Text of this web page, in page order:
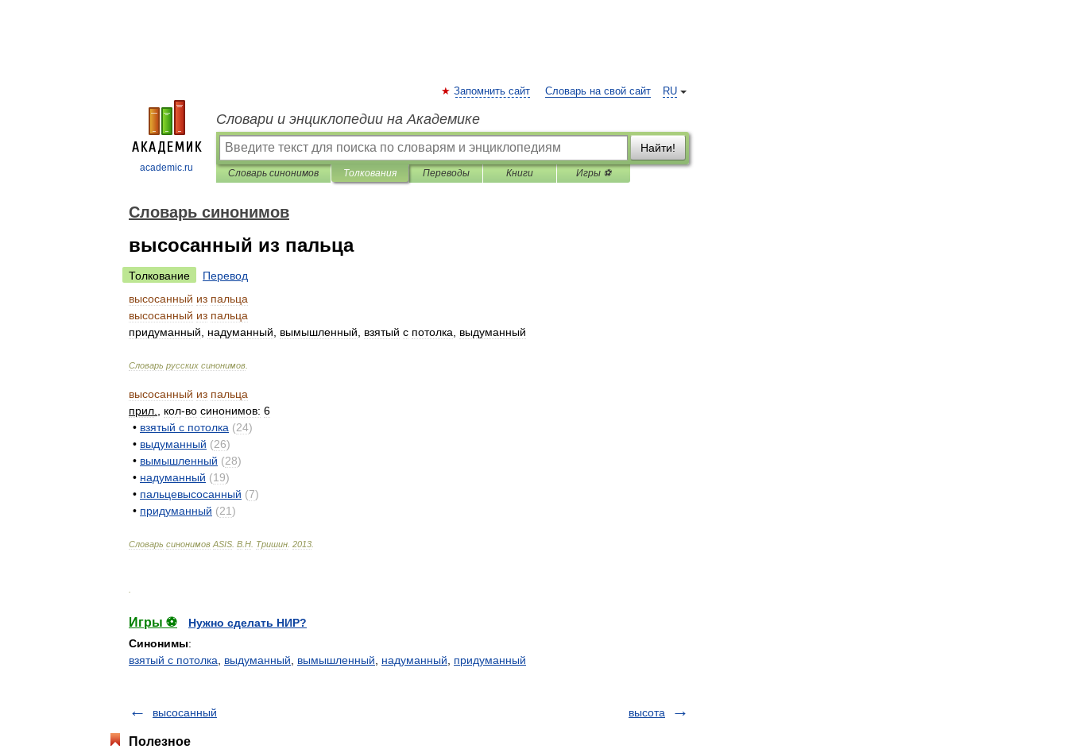
academic.ru
RU
Запомнить сайт Словарь на свой сайт
Словари и энциклопедии на Академике
Найти!
Словарь синонимов Толкования Переводы Книги Игры ⚽
Словарь синонимов
высосанный из пальца
Толкование
Перевод
высосанный из пальца
высосанный из пальца
придуманный
надуманный вымышленный взятый с потолка выдуманный
Словарь русских синонимов
высосанный из пальца
прил
кол-во синонимов: 6
• взятый с потолка (24)
• выдуманный (26)
• вымышленный (28)
• надуманный (19)
• пальцевысосанный (7)
• придуманный (21)
Словарь синонимов ASIS В Н Тришин 2013
Игры ⚽
Нужно сделать НИР?
Синонимы:
взятый с потолка
выдуманный вымышленный надуманный придуманный
высосанный высота
Полезное